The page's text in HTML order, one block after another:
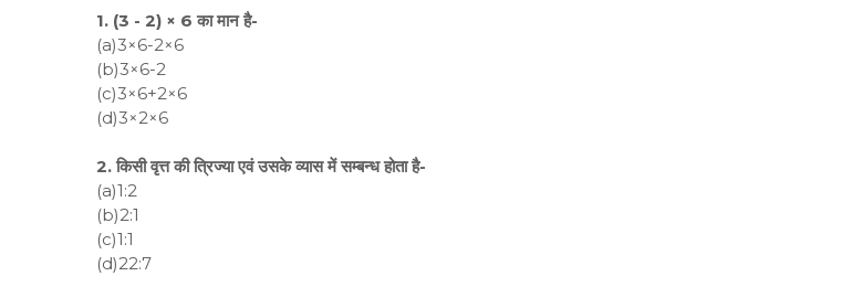
1. (3 - 2) × 6 का मान है-
(a)3×6-2×6
(b)3×6-2
(c)3×6+2×6
(d)3×2×6
2. किसी वृत्त की त्रिज्या एवं उसके व्यास में सम्बन्ध होता है-
(a)1:2
(b)2:1
(c)1:1
(d)22:7